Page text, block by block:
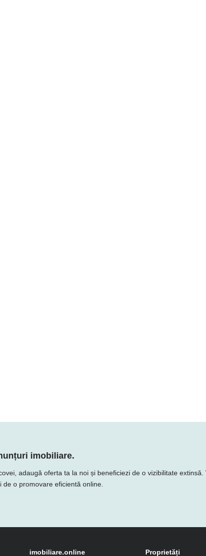
imobiliare.
adaugă oferta ta la noi și beneficiezi de o vizibilitate
o promovare eficientă online.
imobiliare.online Proprietăți